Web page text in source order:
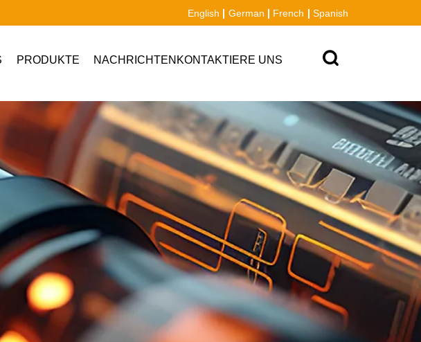
English German French Spanish
PRODUKTE NACHRICHTEN KONTAKTIERE UNS